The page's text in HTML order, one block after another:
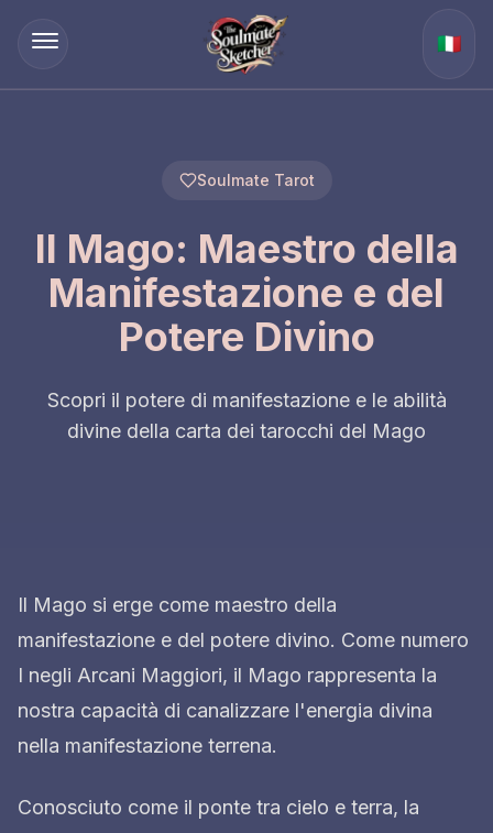
🇮🇹
Soulmate Tarot
Il Mago: Maestro della
Manifestazione e del
Potere Divino
Scopri il potere di manifestazione e le abilità
divine della carta dei tarocchi del Mago
Il Mago si erge come maestro della
manifestazione e del potere divino. Come numero
I negli Arcani Maggiori, il Mago rappresenta la
nostra capacità di canalizzare l'energia divina
nella manifestazione terrena.
Conosciuto come il ponte tra cielo e terra, la